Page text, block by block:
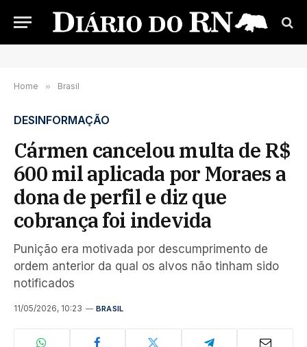
Home » Brasil
DESINFORMAÇÃO
Cármen cancelou multa de R$
600 mil aplicada por Moraes a
dona de perfil e diz que
cobrança foi indevida
Punição era motivada por descumprimento de
ordem anterior da qual os alvos não tinham sido
notificados
11/05/2026, 10:23 BRASIL